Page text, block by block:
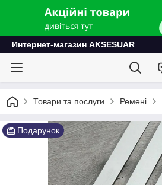
Интернет-магазин AKSESUAR
Товари та послуги Ремені
Подарунок